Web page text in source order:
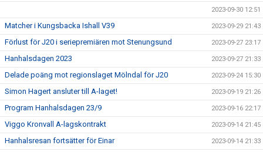
2023-09-30 12:51
Matcher i Kungsbacka Ishall V39 2023-09-29 21:43
Förlust för J20 i seriepremiären mot Stenungsund 2023-09-27 23:17
Hanhalsdagen 2023 2023-09-27 21:33
Delade poäng mot regionslaget Mölndal för J20 2023-09-24 15:30
Simon Hagert ansluter till A-laget! 2023-09-19 21:26
Program Hanhalsdagen 23/9 2023-09-16 22:17
Viggo Kronvall A-lagskontrakt 2023-09-14 21:45
Hanhalsresan fortsätter för Einar 2023-09-14 21:33